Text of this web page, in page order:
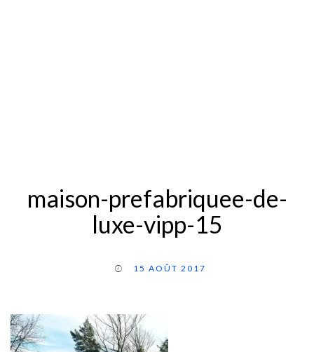
maison-prefabriquee-de-
luxe-vipp-15
15 AOÛT 2017